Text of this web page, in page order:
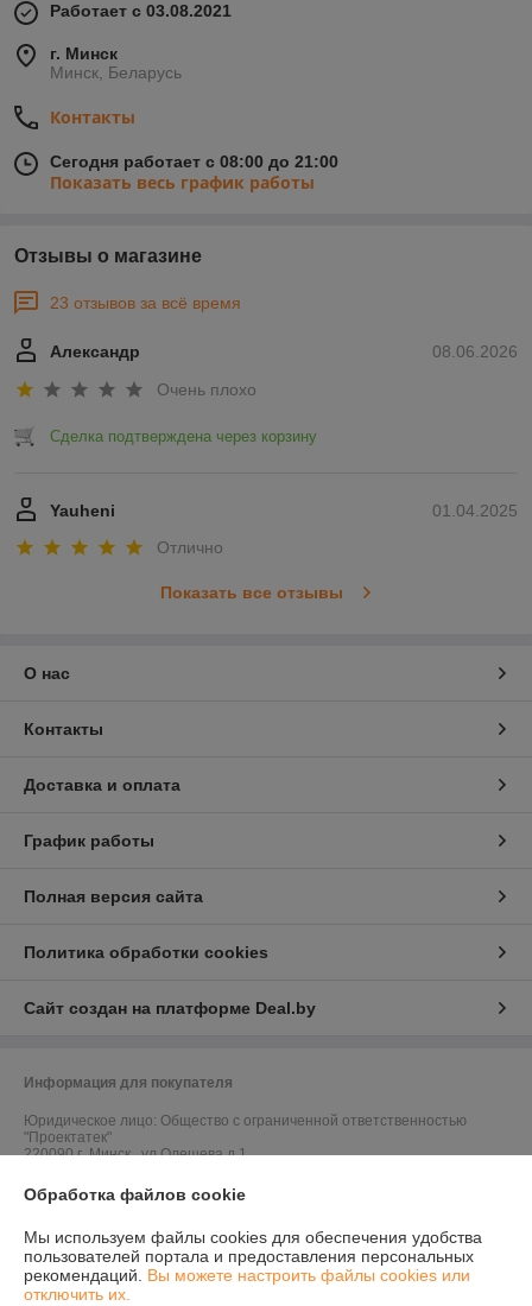
Работает с 03.08.2021
г. Минск
Минск, Беларусь
Контакты
Сегодня работает с 08:00 до 21:00
Показать весь график работы
Отзывы о магазине
23 отзывов за всё время
08.06.2026
Александр
Очень плохо
Сделка подтверждена через корзину
01.04.2025
Yauheni
Отлично
Показать все отзывы
О нас
Контакты
Доставка и оплата
График работы
Полная версия сайта
Политика обработки cookies
Сайт создан на платформе Deal.by
Информация для покупателя
Юридическое лицо: Общество с ограниченной ответственностью
"Проектатек"
220090,г .Минск., ул.Олешева д.1
Регистрационный номер ЕГР: 693240898
УНП: 693240898
Регистрационный орган: Борисовский районный исполнительный
комитет
Обработка файлов cookie
Мы используем файлы cookies для обеспечения удобства
пользователей портала и предоставления персональных
рекомендаций. Вы можете настроить файлы cookies или
отключить их.